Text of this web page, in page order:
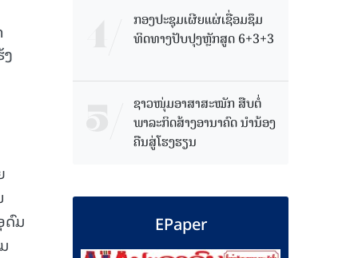
ດົມ
ກອງປະຊຸມເຜີຍແຜ່ເຊື່ອມຊຶມ
ທິດທາງປັບປຸງຫຼັກສູດ 6+3+3
ຊາວໜຸ່ມອາສາສະໝັກ ສືບຕໍ່
ພາລະກິດສ້າງອານາຄົດ ນໍານ້ອງ
ຄືນສູ່ໂຮງຮຽນ
EPaper